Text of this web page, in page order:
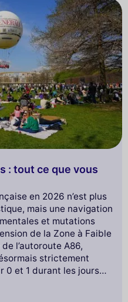
: tout ce que vous
en 2026 n’est plus
mais une navigation
et mutations
de la Zone à Faible
l’autoroute A86,
strictement
0 et 1 durant les jours
la location de
vers un modèle